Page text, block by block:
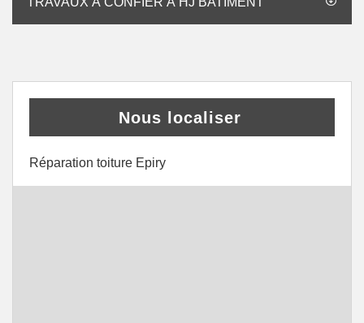
Nous localiser
Réparation toiture Epiry